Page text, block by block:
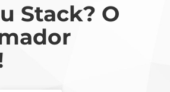
Stack? O